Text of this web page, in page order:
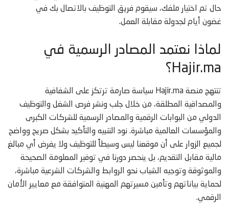
حال تم اختيار ملفك، سيقوم فريق التوظيف بالاتصال بك في
غضون أيام لجدولة مقابلة العمل.
لماذا نعتمد المصادر الرسمية في
Hajir.ma؟
تنتهج منصة Hajir.ma سياسة صارمة ترتكز على الشفافية
والمصداقية المطلقة، من خلال جلب ونشر فرص الشغل والتوظيف
الدولي من البوابات الرقمية والمصادر الرسمية للشركات الكبرى
والمؤسسات العالمية مباشرة. نود التنبيه والتأكيد بشكل صريح وواضح
لجميع الزوار على أن موقعنا ليس وسيطاً للتوظيف ولا يفرض أي مبالغ
مالية مقابل التقديم، بل ينحصر دورنا في توفير المعلومة الصحيحة
والموثوقة وتوجيه الشباب نحو الروابط والشركات الشرعية مباشرة،
لحماية بياناتهم وتأمين مسيرتهم المهنية المتوافقة مع معايير الأمان
الرقمي.